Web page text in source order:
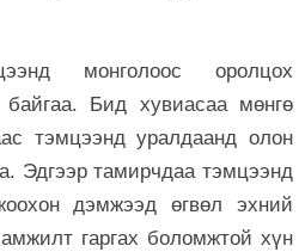
монголоос оролцох
Бид хувиасаа мөнгө
тэмцээнд уралдаанд олон
Эдгээр тамирчдаа тэмцээнд
дэмжээд өгвөл эхний
гаргах боломжтой хүн